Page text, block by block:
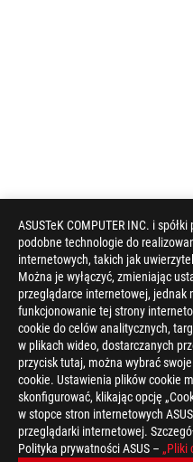
ASUSTeK COMPUTER INC. i
podobne technologie do
internetowych, takich jak
Można je wyłączyć, zmieniając
przeglądarce internetowej, jednak
funkcjonowanie tej strony
cookie do celów analitycznych,
w plikach wideo, dostarczanych
przycisk tutaj, można wybrać
cookie. Ustawienia plików cookie
skonfigurować, klikając opcję
w stopce stron internetowych
przeglądarki internetowej.
Polityka prywatności ASUS – „Pliki